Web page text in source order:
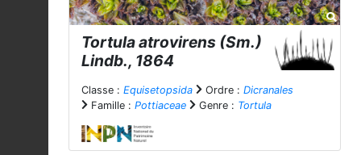
Tortula atrovirens (Sm.)
Lindb., 1864
Classe : Equisetopsida Ordre : Dicranales
Famille : Pottiaceae Genre : Tortula